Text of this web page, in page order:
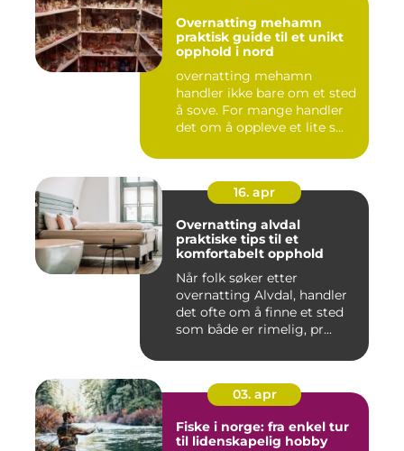
Overnatting mehamn
praktisk guide til et unikt
opphold i nord
overnatting mehamn
handler ikke bare om et sted
å sove. For mange handler
det om å oppleve et lite s...
16. apr
Overnatting alvdal
praktiske tips til et
komfortabelt opphold
Når folk søker etter
overnatting Alvdal, handler
det ofte om å finne et sted
som både er rimelig, pr...
03. apr
Fiske i norge: fra enkel tur
til lidenskapelig hobby